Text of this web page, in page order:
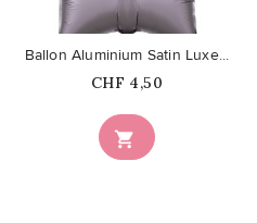

Ballon Aluminium Satin Luxe...
Prix
CHF 4,50